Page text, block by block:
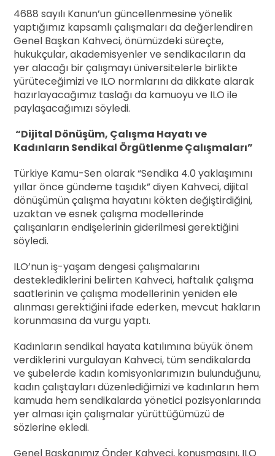
4688 sayılı Kanun’un güncellenmesine yönelik
yaptığımız kapsamlı çalışmaları da değerlendiren
Genel Başkan Kahveci, önümüzdeki süreçte,
hukukçular, akademisyenler ve sendikacıların da
yer alacağı bir çalışmayı üniversitelerle birlikte
yürüteceğimizi ve ILO normlarını da dikkate alarak
hazırlayacağımız taslağı da kamuoyu ve ILO ile
paylaşacağımızı söyledi.
“Dijital Dönüşüm, Çalışma Hayatı ve
Kadınların Sendikal Örgütlenme Çalışmaları”
Türkiye Kamu-Sen olarak “Sendika 4.0 yaklaşımını
yıllar önce gündeme taşıdık” diyen Kahveci, dijital
dönüşümün çalışma hayatını kökten değiştirdiğini,
uzaktan ve esnek çalışma modellerinde
çalışanların endişelerinin giderilmesi gerektiğini
söyledi.
ILO’nun iş-yaşam dengesi çalışmalarını
desteklediklerini belirten Kahveci, haftalık çalışma
saatlerinin ve çalışma modellerinin yeniden ele
alınması gerektiğini ifade ederken, mevcut hakların
korunmasına da vurgu yaptı.
Kadınların sendikal hayata katılımına büyük önem
verdiklerini vurgulayan Kahveci, tüm sendikalarda
ve şubelerde kadın komisyonlarımızın bulunduğunu,
kadın çalıştayları düzenlediğimizi ve kadınların hem
kamuda hem sendikalarda yönetici pozisyonlarında
yer alması için çalışmalar yürüttüğümüzü de
sözlerine ekledi.
Genel Başkanımız Önder Kahveci, konuşmasını, ILO